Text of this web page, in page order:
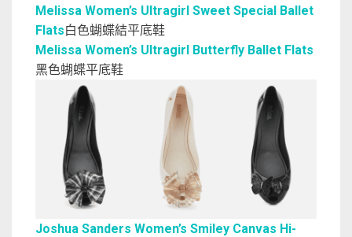
Melissa Women’s Ultragirl Sweet Special Ballet
Flats白色蝴蝶結平底鞋
Melissa Women’s Ultragirl Butterfly Ballet Flats
黑色蝴蝶平底鞋
Joshua Sanders Women’s Smiley Canvas Hi-